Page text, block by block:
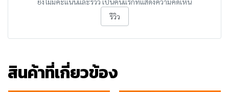
รีวิว
สินค้าที่เกี่ยวข้อง